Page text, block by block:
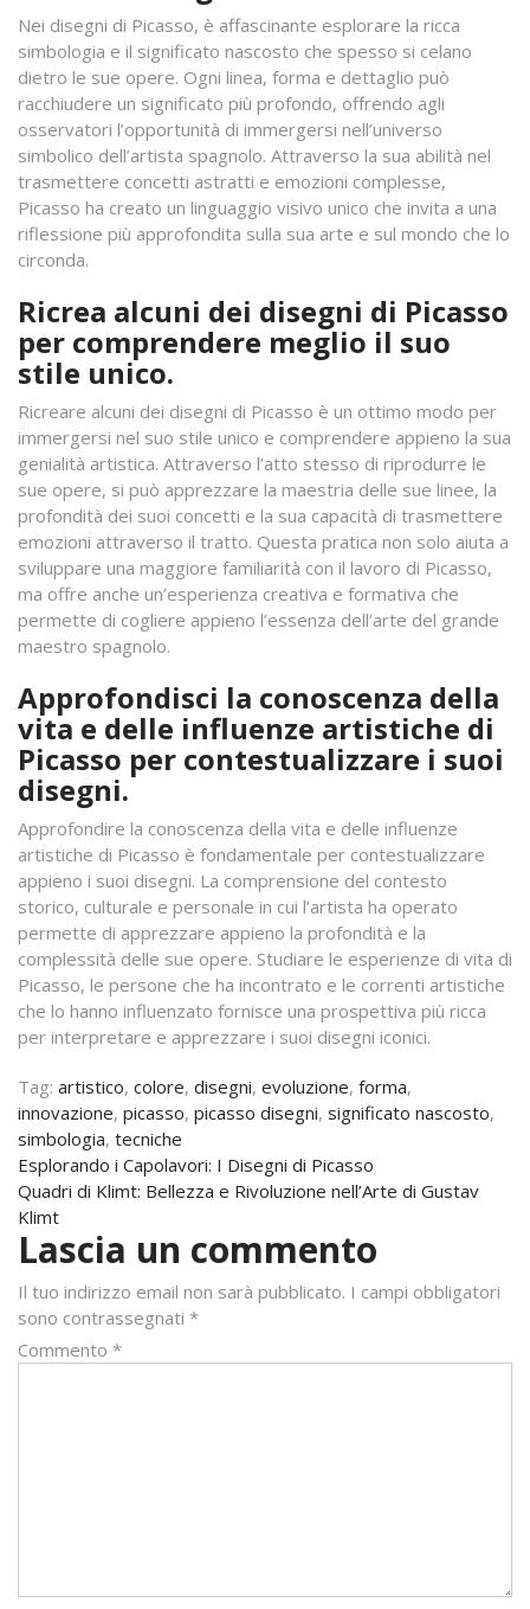
Nei disegni di Picasso, è affascinante esplorare la ricca
simbologia e il significato nascosto che spesso si celano
dietro le sue opere. Ogni linea, forma e dettaglio può
racchiudere un significato più profondo, offrendo agli
osservatori l’opportunità di immergersi nell’universo
simbolico dell’artista spagnolo. Attraverso la sua abilità nel
trasmettere concetti astratti e emozioni complesse,
Picasso ha creato un linguaggio visivo unico che invita a una
riflessione più approfondita sulla sua arte e sul mondo che lo
circonda.
Ricrea alcuni dei disegni di Picasso
per comprendere meglio il suo
stile unico.
Ricreare alcuni dei disegni di Picasso è un ottimo modo per
immergersi nel suo stile unico e comprendere appieno la sua
genialità artistica. Attraverso l’atto stesso di riprodurre le
sue opere, si può apprezzare la maestria delle sue linee, la
profondità dei suoi concetti e la sua capacità di trasmettere
emozioni attraverso il tratto. Questa pratica non solo aiuta a
sviluppare una maggiore familiarità con il lavoro di Picasso,
ma offre anche un’esperienza creativa e formativa che
permette di cogliere appieno l’essenza dell’arte del grande
maestro spagnolo.
Approfondisci la conoscenza della
vita e delle influenze artistiche di
Picasso per contestualizzare i suoi
disegni.
Approfondire la conoscenza della vita e delle influenze
artistiche di Picasso è fondamentale per contestualizzare
appieno i suoi disegni. La comprensione del contesto
storico, culturale e personale in cui l’artista ha operato
permette di apprezzare appieno la profondità e la
complessità delle sue opere. Studiare le esperienze di vita di
Picasso, le persone che ha incontrato e le correnti artistiche
che lo hanno influenzato fornisce una prospettiva più ricca
per interpretare e apprezzare i suoi disegni iconici.
Tag: artistico, colore, disegni, evoluzione, forma,
innovazione, picasso, picasso disegni, significato nascosto,
simbologia, tecniche
Navigazione
articoli
Esplorando i Capolavori: I Disegni di Picasso
Quadri di Klimt: Bellezza e Rivoluzione nell’Arte di Gustav
Klimt
Lascia un commento
Il tuo indirizzo email non sarà pubblicato. I campi obbligatori
sono contrassegnati *
Commento *